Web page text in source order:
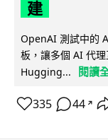
建
OpenAI 測試中的
板，讓多個 AI 代
Hugging...
閱讀
335 44 ↗